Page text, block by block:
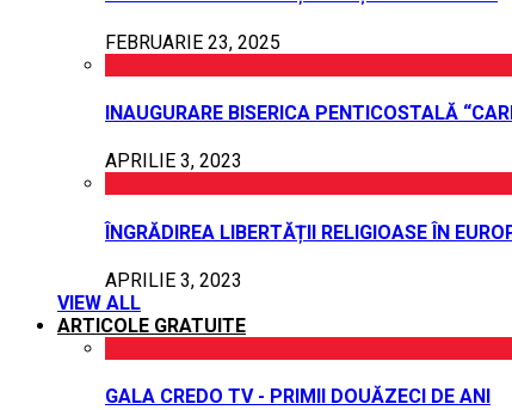
FEBRUARIE 23, 2025
INAUGURARE BISERICA PENTICOSTALĂ
APRILIE 3, 2023
ÎNGRĂDIREA LIBERTĂȚII RELIGIOASE ÎN
APRILIE 3, 2023
VIEW ALL
ARTICOLE GRATUITE
GALA CREDO TV - PRIMII DOUĂZECI DE ANI